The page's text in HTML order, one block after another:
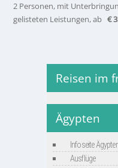
2 Personen, mit
gelisteten Leistungen, ab €
Reisen im
Ägypten
Infoseite
Ausflüge